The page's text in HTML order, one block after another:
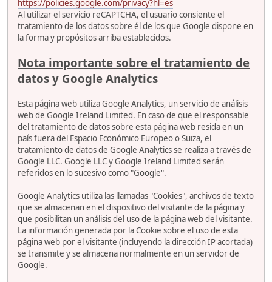
https://policies.google.com/privacy?hl=es
Al utilizar el servicio reCAPTCHA, el usuario consiente el
tratamiento de los datos sobre él de los que Google dispone en
la forma y propósitos arriba establecidos.
Nota importante sobre el tratamiento de
datos y Google Analytics
Esta página web utiliza Google Analytics, un servicio de análisis
web de Google Ireland Limited. En caso de que el responsable
del tratamiento de datos sobre esta página web resida en un
país fuera del Espacio Económico Europeo o Suiza, el
tratamiento de datos de Google Analytics se realiza a través de
Google LLC. Google LLC y Google Ireland Limited serán
referidos en lo sucesivo como "Google".
Google Analytics utiliza las llamadas "Cookies", archivos de texto
que se almacenan en el dispositivo del visitante de la página y
que posibilitan un análisis del uso de la página web del visitante.
La información generada por la Cookie sobre el uso de esta
página web por el visitante (incluyendo la dirección IP acortada)
se transmite y se almacena normalmente en un servidor de
Google.